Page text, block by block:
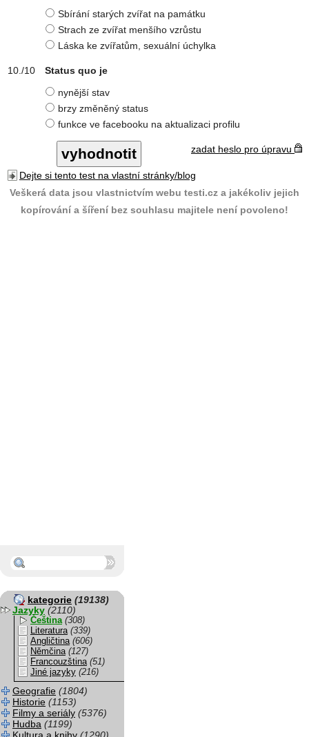
Sbírání starých zvířat na památku
Strach ze zvířat menšího vzrůstu
Láska ke zvířatům, sexuální úchylka
Status quo je
nynější stav
brzy změněný status
funkce ve facebooku na aktualizaci profilu
zadat heslo pro úpravu
Dejte si tento test na vlastní stránky/blog
Veškerá data jsou vlastnictvím webu testi.cz a jakékoliv jejich
kopírování a šíření bez souhlasu majitele není povoleno!
kategorie (19138)
Jazyky (2110)
Čeština (308)
Literatura (339)
Angličtina (606)
Němčina (127)
Francouzština (51)
Jiné jazyky (216)
Geografie (1804)
Historie (1153)
Filmy a seriály (5376)
Hudba (1199)